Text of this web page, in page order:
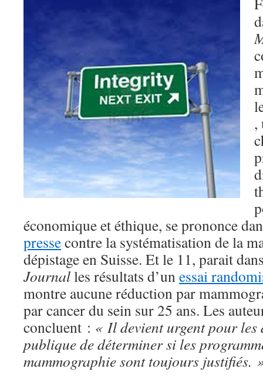
,
économique et éthique, se prononce
pressecontre la systématisation de la
dépistage en Suisse. Et le 11, parait
Journalles résultats d’unessai
montre aucune réduction par
par cancer du sein sur 25 ans. Les
concluent : « Il devient urgent pour les
publique de déterminer si les
mammographie sont toujours justifiés.